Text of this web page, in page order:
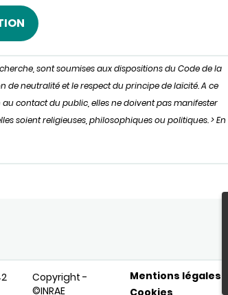
sont soumises aux dispositions du Code de la
neutralité et le respect du principe de laïcité. A ce
au contact du public, elles ne doivent pas manifester
soient religieuses, philosophiques ou politiques. > En
Copyright -
©INRAE
Mentions légales